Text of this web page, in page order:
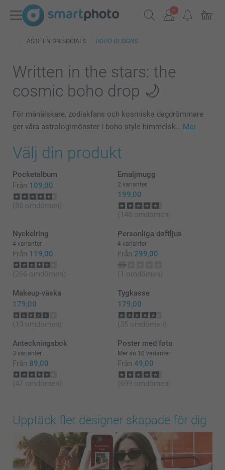
AS SEEN ON SOCIALS BOHO DESIGNS
Written in the stars: the
cosmic boho drop 🌙
För månälskare, zodiakfans och kosmiska dagdrömmare
ger våra astrologimönster i boho style himmelsk… Mer
Välj din produkt
Pocketalbum
Från 109,00
(86 omdömen)
Emaljmugg
2 varianter
199,00
(148 omdömen)
Nyckelring
4 varianter
Från 119,00
(266 omdömen)
Personliga doftljus
4 varianter
Från 299,00
(1 omdömen)
Makeup-väska
179,00
(10 omdömen)
Tygkasse
179,00
(35 omdömen)
Anteckningsbok
3 varianter
Från 89,00
(47 omdömen)
Poster med foto
Mer än 10 varianter
Från 49,00
(699 omdömen)
Upptäck fler designer skapade för dig